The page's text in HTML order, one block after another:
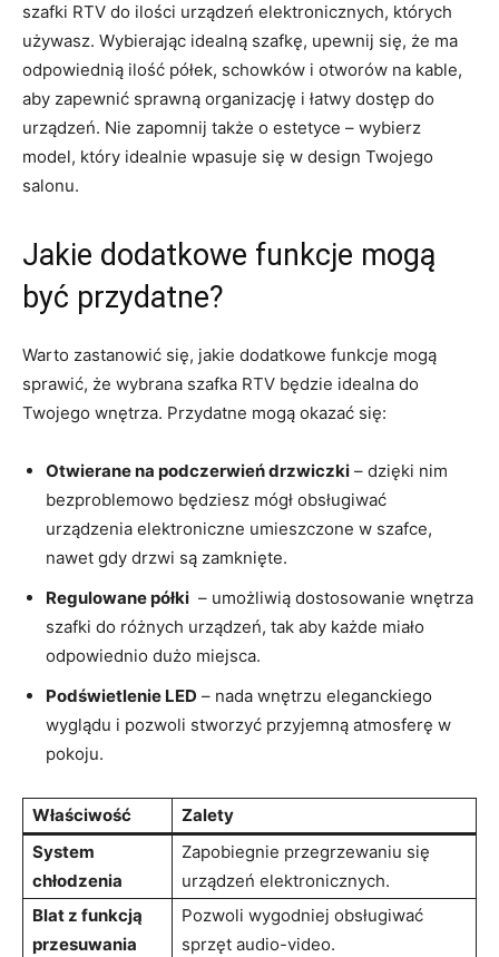
szafki RTV ‍do ilości urządzeń‍ elektronicznych, których
⁢używasz. Wybierając idealną szafkę, upewnij się, że ma
odpowiednią ilość półek, schowków i otworów na kable,
‌aby ‍zapewnić sprawną‍ organizację i ⁣łatwy ⁣dostęp do
urządzeń. Nie zapomnij ⁣także ‍o estetyce – wybierz
model, który idealnie wpasuje się w design ‌Twojego
salonu.
Jakie ​dodatkowe funkcje mogą
⁤być‍ przydatne?
Warto zastanowić się, jakie dodatkowe funkcje ‍mogą
sprawić, że wybrana szafka RTV będzie idealna do
Twojego wnętrza. Przydatne mogą okazać się:
Otwierane na podczerwień drzwiczki – dzięki nim
bezproblemowo ⁤będziesz⁢ mógł obsługiwać
urządzenia elektroniczne umieszczone​ w szafce,
nawet gdy drzwi są zamknięte.
Regulowane półki ‌ – umożliwią ‍dostosowanie ‌wnętrza
​szafki do różnych urządzeń, tak aby każde ⁢miało
odpowiednio ⁣dużo miejsca.
Podświetlenie LED – nada wnętrzu‍ eleganckiego
wyglądu i‍ pozwoli stworzyć przyjemną⁢ atmosferę w
pokoju.
Właściwość
Zalety
System
chłodzenia
Zapobiegnie przegrzewaniu się
urządzeń elektronicznych.
Blat z funkcją⁣
przesuwania
Pozwoli wygodniej ‍obsługiwać
‌sprzęt audio-video.